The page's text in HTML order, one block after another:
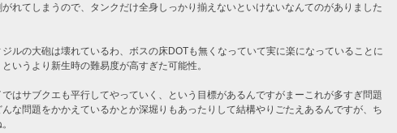
れてしまうので、タンクだけ全身しっかり揃えないといけないなんてのがありました
ルの大砲は壊れているわ、ボスの床DOTも無くなっていて実に楽になっていることに
いうより新生時の難易度が高すぎた可能性。
はサブクエも平行してやっていく、という目標があるんですがまーこれが多すぎ問題
な問題をかかえているかとか深堀りもあったりして結構やりごたえあるんですが、ち